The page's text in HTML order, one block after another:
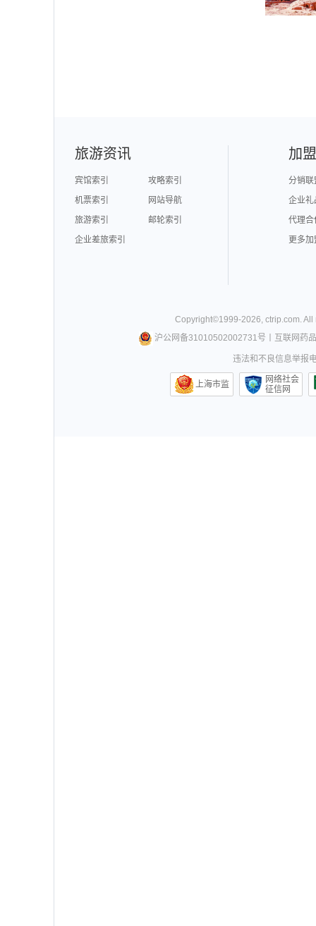
旅游资讯
宾馆索引
攻略索引
机票索引
网站导航
旅游索引
邮轮索引
企业差旅索引
加
分销联
企业礼
代理合
更多
Copyright©1999-2026,ctrip.com.
沪公网备31010502002731号
互联网药
违法和不良信息举报
上海市监
网络社会
征信网